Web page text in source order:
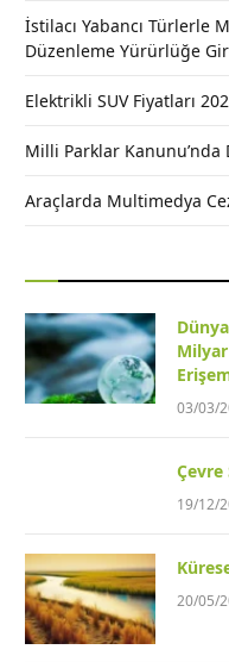
İstilacı Yabancı Türlerle
Düzenleme Yürürlüğe
Elektrikli SUV Fiyatları
Milli Parklar Kanunu’nda
Araçlarda Multimedya
03/03/
Çevre
19/12/
20/05/